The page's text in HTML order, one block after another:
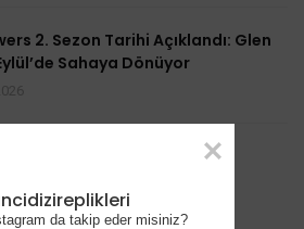
2. Sezon Tarihi Açıklandı: Glen
Sahaya Dönüyor
Yenilendi: Mark Ruffalo
Dramanına Geri Dönüyor
da takip eder misiniz?